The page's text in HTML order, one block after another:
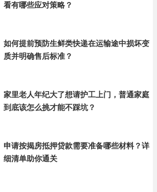
看有哪些应对策略？
如何提前预防生鲜类快递在运输途中损坏变
质并明确售后标准？
家里老人年纪大了想请护工上门，普通家庭
到底该怎么挑才能不踩坑？
申请按揭房抵押贷款需要准备哪些材料？详
细清单助你通关